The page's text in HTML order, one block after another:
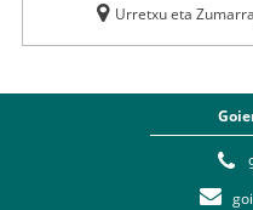
Urretxu eta